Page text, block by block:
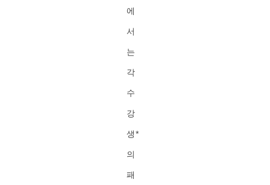
에
서
는
각
수
강
생*
의
패